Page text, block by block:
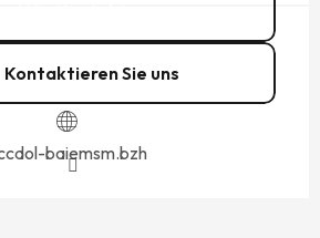
Kontaktieren Sie uns
baiemsm.bzh